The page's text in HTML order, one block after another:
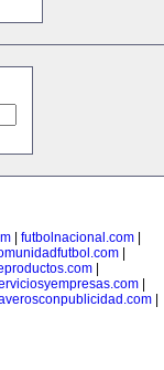
futbolnacional.com
|
|